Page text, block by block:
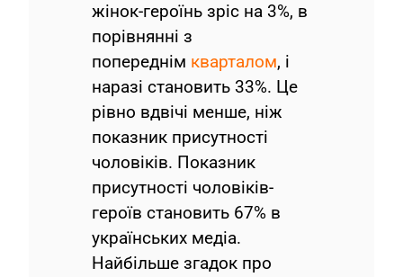
жінок-героїнь зріс на 3%, в
порівнянні з
попереднім кварталом, і
наразі становить 33%. Це
рівно вдвічі менше, ніж
показник присутності
чоловіків. Показник
присутності чоловіків-
героїв становить 67% в
українських медіа.
Найбільше згадок про